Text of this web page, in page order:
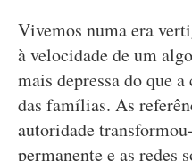
Vivemos numa era
à velocidade de um
mais depressa do que
das famílias. As
autoridade
permanente e as redes